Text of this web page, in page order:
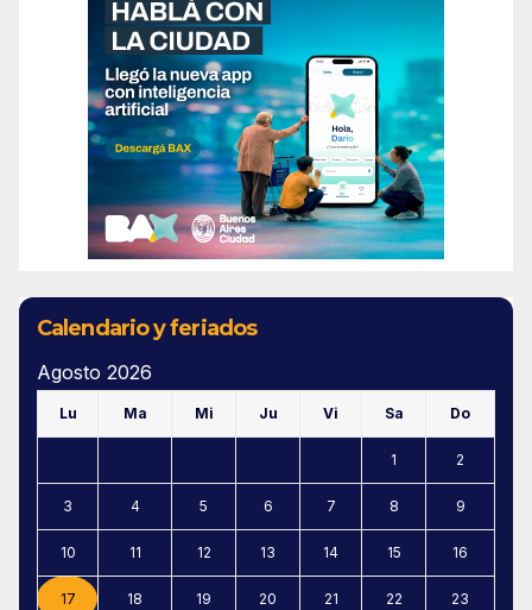
Calendario y feriados
Agosto 2026
Lu Ma Mi Ju Vi Sa Do
1 2
3 4 5 6 7 8 9
10 11 12 13 14 15 16
17 18 19 20 21 22 23